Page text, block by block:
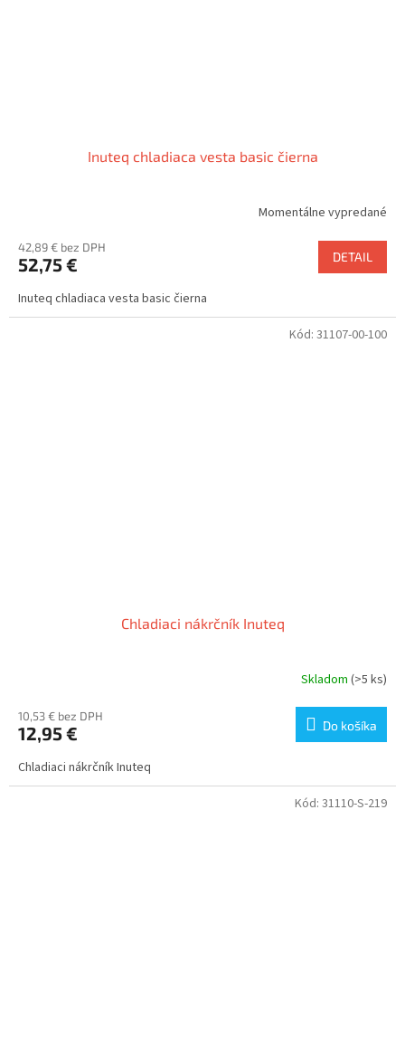
Inuteq chladiaca vesta basic čierna
Momentálne vypredané
42,89 € bez DPH
52,75 € DETAIL
Inuteq chladiaca vesta basic čierna
Chladiaci nákrčník Inuteq
Skladom (>5 ks)
10,53 € bez DPH
12,95 € Do košíka
Chladiaci nákrčník Inuteq
Kód: 31107-00-100
Kód: 31110-S-219